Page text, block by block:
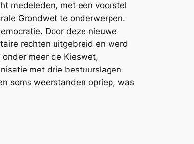
medeleden, met een voorstel
Grondwet te onderwerpen.
Door deze nieuwe
rechten uitgebreid en werd
meer de Kieswet,
met drie bestuurslagen.
soms weerstanden opriep, was